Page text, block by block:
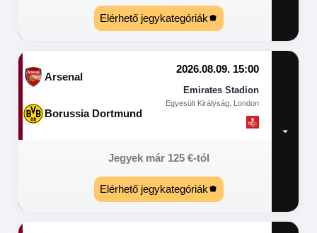
Elérhető jegykategóriák
Arsenal
2026.08.09. 15:00
Emirates Stadion
Egyesült Királyság, London
Borussia Dortmund
Jegyek már 125 €-tól
Elérhető jegykategóriák